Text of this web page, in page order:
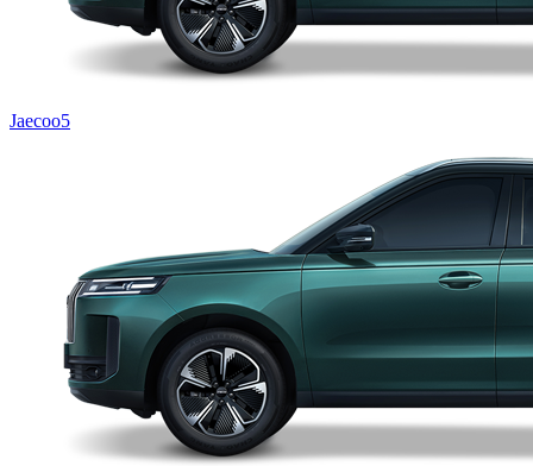
Jaecoo5